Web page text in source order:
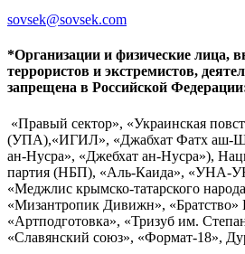
sovsek@sovsek.com
*Организации и физические лица,
террористов и экстремистов,
запрещена в Российской
«Правый сектор», «Украинская
(УПА),«ИГИЛ», «Джабхат Фатх аш-
ан-Нусра», «Джебхат ан-Нусра»),
партия (НБП), «Аль-Каида», «УНА-
«Меджлис крымско-татарского
«Мизантропик Дивижн», «Братство»
«Артподготовка», «Тризуб им.
«Славянский союз», «Формат-18»,